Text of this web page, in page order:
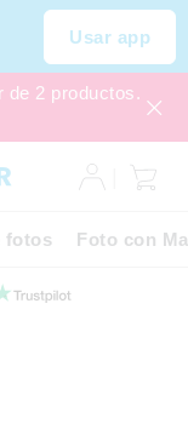
Usar app
de 2 productos.
fotos Foto con